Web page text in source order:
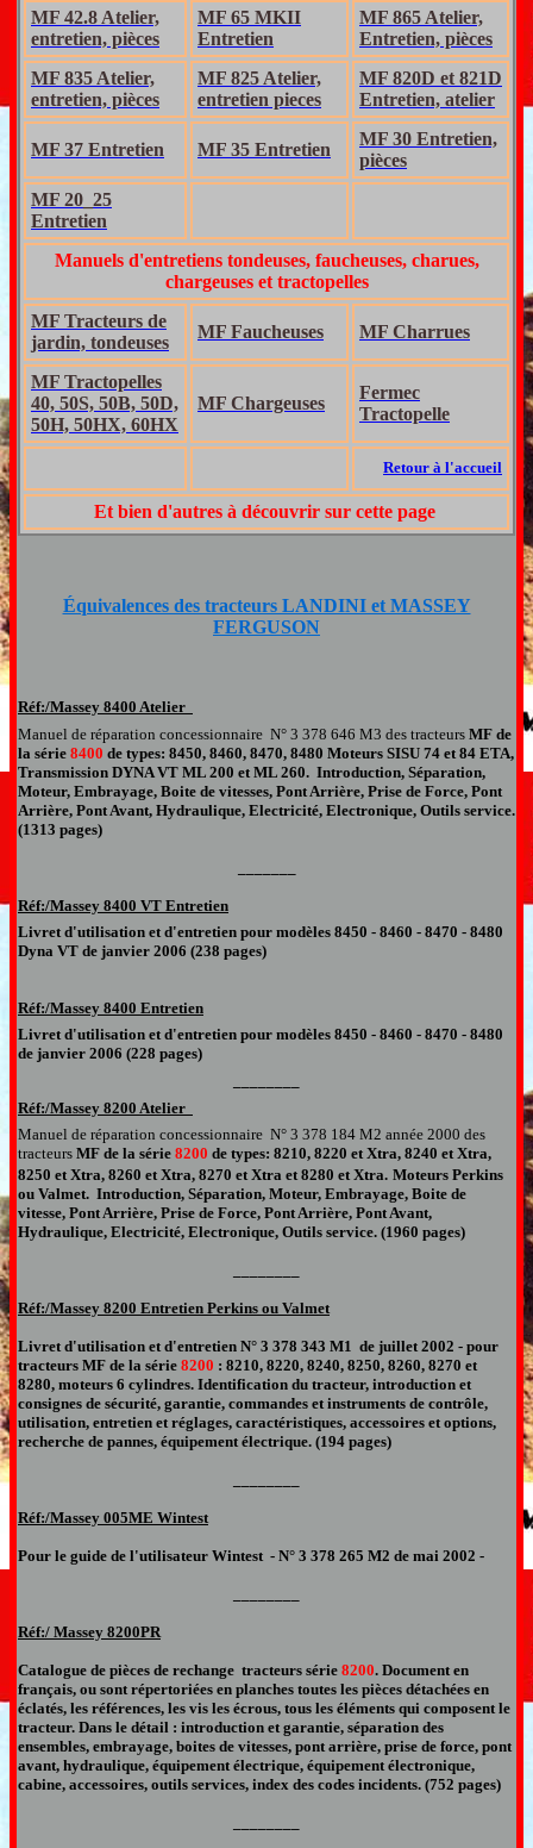
MF 42.8 Atelier,
entretien, pièces
MF 65 MKII
Entretien
MF 865 Atelier,
Entretien, pièces
MF 835 Atelier,
entretien, pièces
MF 825 Atelier,
entretien pieces
MF 820D et 821D
Entretien, atelier
MF 37 Entretien MF 35 Entretien
MF 30 Entretien,
pièces
MF 20_25
Entretien
Manuels d'entretiens tondeuses, faucheuses, charues,
chargeuses et tractopelles
MF Tracteurs de
jardin, tondeuses
MF Faucheuses MF Charrues
MF Tractopelles
40, 50S, 50B, 50D,
50H, 50HX, 60HX
MF Chargeuses
Fermec
Tractopelle
Retour à l'accueil
Et bien d'autres à découvrir sur cette page
Équivalences des tracteurs LANDINI et MASSEY
FERGUSON
Réf:/Massey 8400 Atelier
Manuel de réparation concessionnaire N° 3 378 646 M3 des tracteurs MF de
la série 8400 de types: 8450, 8460, 8470, 8480 Moteurs SISU 74 et 84 ETA,
Transmission DYNA VT ML 200 et ML 260. Introduction, Séparation,
Moteur, Embrayage, Boite de vitesses, Pont Arrière, Prise de Force, Pont
Arrière, Pont Avant, Hydraulique, Electricité, Electronique, Outils service.
(1313 pages)
Réf:/Massey 8400 VT Entretien
Livret d'utilisation et d'entretien pour modèles 8450 - 8460 - 8470 - 8480
Dyna VT de janvier 2006 (238 pages)
Réf:/Massey 8400 Entretien
Livret d'utilisation et d'entretien pour modèles 8450 - 8460 - 8470 - 8480
de janvier 2006 (228 pages)
Réf:/Massey 8200 Atelier
Manuel de réparation concessionnaire N° 3 378 184 M2 année 2000 des
tracteurs MF de la série 8200 de types: 8210, 8220 et Xtra, 8240 et Xtra,
8250 et Xtra, 8260 et Xtra, 8270 et Xtra et 8280 et Xtra. Moteurs Perkins
ou Valmet. Introduction, Séparation, Moteur, Embrayage, Boite de
vitesse, Pont Arrière, Prise de Force, Pont Arrière, Pont Avant,
Hydraulique, Electricité, Electronique, Outils service. (1960 pages)
Réf:/Massey 8200 Entretien Perkins ou Valmet
Livret d'utilisation et d'entretien N° 3 378 343 M1 de juillet 2002 - pour
tracteurs MF de la série 8200 : 8210, 8220, 8240, 8250, 8260, 8270 et
8280, moteurs 6 cylindres. Identification du tracteur, introduction et
consignes de sécurité, garantie, commandes et instruments de contrôle,
utilisation, entretien et réglages, caractéristiques, accessoires et options,
recherche de pannes, équipement électrique. (194 pages)
Réf:/Massey 005ME Wintest
Pour le guide de l'utilisateur Wintest - N° 3 378 265 M2 de mai 2002 -
Réf:/ Massey 8200PR
Catalogue de pièces de rechange tracteurs série 8200. Documenten
français, ou sont répertoriées en planches toutes les pièces détachées en
éclatés, les références, les vis les écrous, tous les éléments qui composent le
tracteur. Dans le détail : introduction et garantie, séparation des
ensembles, embrayage, boites de vitesses, pont arrière, prise de force, pont
avant, hydraulique, équipement électrique, équipement électronique,
cabine, accessoires, outils services, index des codes incidents. (752 pages)